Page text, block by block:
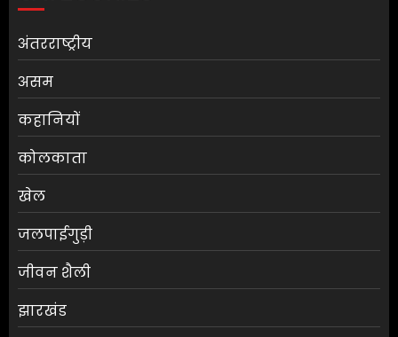
अंतरराष्ट्रीय
असम
कहानियों
कोलकाता
खेल
जलपाईगुड़ी
जीवन शैली
झारखंड